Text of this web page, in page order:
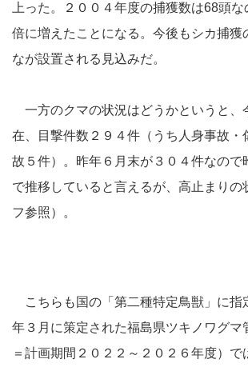
上った。２００４年度の捕獲数は68頭
倍に増えたことになる。今後もシカ捕獲
なが設置される見込みだ。
一方のクマの状況はどうかというと、
在、目撃件数２９４件（うち人身事故・
故５件）。昨年６月末が３０４件なので
で推移していると言えるが、高止まりの
フ参照）。
こちらも国の「第二種特定鳥獣」に指
年３月に策定された福島県ツキノワグマ
＝計画期間２０２２～２０２６年度）で